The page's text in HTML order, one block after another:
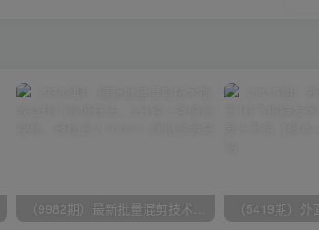
（9982期）最新批量混剪技术撸收益热门领域玩法，3分钟一条原创视频，轻松日入1000＋